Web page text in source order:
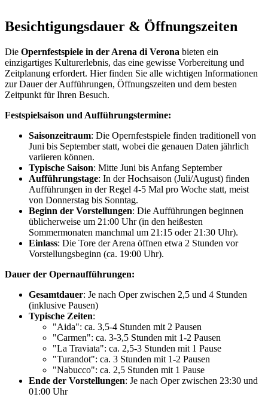
Besichtigungsdauer & Öffnungszeiten
Die Opernfestspiele in der Arena di Verona bieten ein
einzigartiges Kulturerlebnis, das eine gewisse Vorbereitung und
Zeitplanung erfordert. Hier finden Sie alle wichtigen Informationen
zur Dauer der Aufführungen, Öffnungszeiten und dem besten
Zeitpunkt für Ihren Besuch.
Festspielsaison und Aufführungstermine:
Saisonzeitraum: Die Opernfestspiele finden traditionell von
Juni bis September statt, wobei die genauen Daten jährlich
variieren können.
Typische Saison: Mitte Juni bis Anfang September
Aufführungstage: In der Hochsaison (Juli/August) finden
Aufführungen in der Regel 4-5 Mal pro Woche statt, meist
von Donnerstag bis Sonntag.
Beginn der Vorstellungen: Die Aufführungen beginnen
üblicherweise um 21:00 Uhr (in den heißesten
Sommermonaten manchmal um 21:15 oder 21:30 Uhr).
Einlass: Die Tore der Arena öffnen etwa 2 Stunden vor
Vorstellungsbeginn (ca. 19:00 Uhr).
Dauer der Opernaufführungen:
Gesamtdauer: Je nach Oper zwischen 2,5 und 4 Stunden
(inklusive Pausen)
Typische Zeiten:
"Aida": ca. 3,5-4 Stunden mit 2 Pausen
"Carmen": ca. 3-3,5 Stunden mit 1-2 Pausen
"La Traviata": ca. 2,5-3 Stunden mit 1 Pause
"Turandot": ca. 3 Stunden mit 1-2 Pausen
"Nabucco": ca. 2,5 Stunden mit 1 Pause
Ende der Vorstellungen: Je nach Oper zwischen 23:30 und
01:00 Uhr